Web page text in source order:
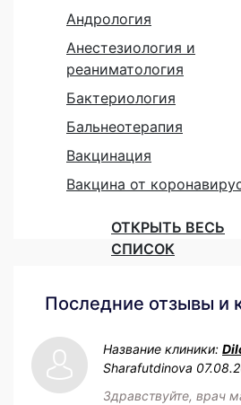
Андрология
Анестезиология и
реаниматология
Бактериология
Бальнеотерапия
Вакцинация
Вакцина от
ОТКРЫТЬ ВЕСЬ
СПИСОК
Последние отзывы и
Название клиники:
Sharafutdinova
Здравствуйте, врач